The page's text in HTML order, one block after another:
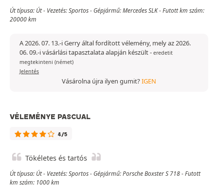
Út típusa: Út - Vezetés: Sportos - Gépjármű: Mercedes SLK - Futott km szám:
20000 km
A 2026. 07. 13.-i Gerry által fordított vélemény, mely az 2026.
06. 09.-i vásárlási tapasztalata alapján készült- eredetit
megtekinteni (német)
Jelentés
Vásárolna újra ilyen gumit?IGEN
VÉLEMÉNYE PASCUAL
4/5
Tökéletes és tartós
Út típusa: Út - Vezetés: Sportos - Gépjármű: Porsche Boxster S 718 - Futott
km szám: 1000 km